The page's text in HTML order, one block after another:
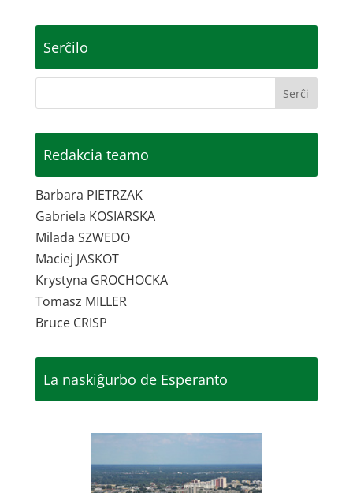
Serĉilo
Redakcia teamo
Barbara PIETRZAK
Gabriela KOSIARSKA
Milada SZWEDO
Maciej JASKOT
Krystyna GROCHOCKA
Tomasz MILLER
Bruce CRISP
La naskiĝurbo de Esperanto